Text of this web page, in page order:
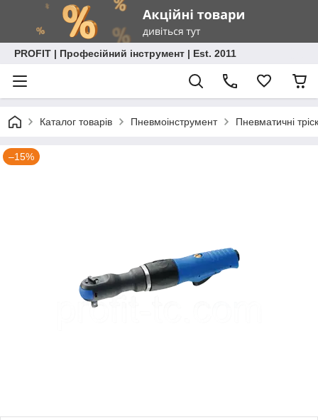
PROFIT | Професійний інструмент | Est. 2011
Каталог товарів Пневмоінструмент Пневматичні
–15%